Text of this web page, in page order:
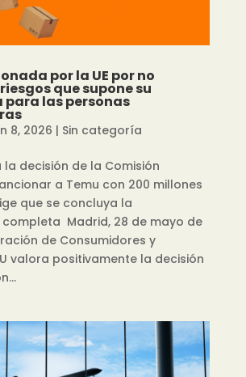
por la UE por no
que supone su
las personas
8, 2026 | Sin categoría
la decisión de la Comisión
a Temu con 200 millones
que se concluya la
Madrid, 28 de mayo de
de Consumidores y
valora positivamente la decisión